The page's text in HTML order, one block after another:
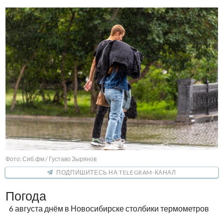
Фото: Сиб.фм / Густаво Зырянов
ПОДПИШИТЕСЬ НА TELEGRAM-КАНАЛ
Погода
6 августа днём в Новосибирске столбики термометров